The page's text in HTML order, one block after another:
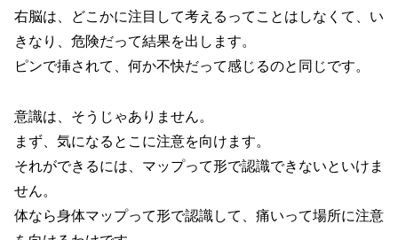
右脳は、どこかに注目して考えるってことはしなくて、い
きなり、危険だって結果を出します。
ピンで挿されて、何か不快だって感じるのと同じです。
意識は、そうじゃありません。
まず、気になるとこに注意を向けます。
それができるには、マップって形で認識できないといけま
せん。
体なら身体マップって形で認識して、痛いって場所に注意